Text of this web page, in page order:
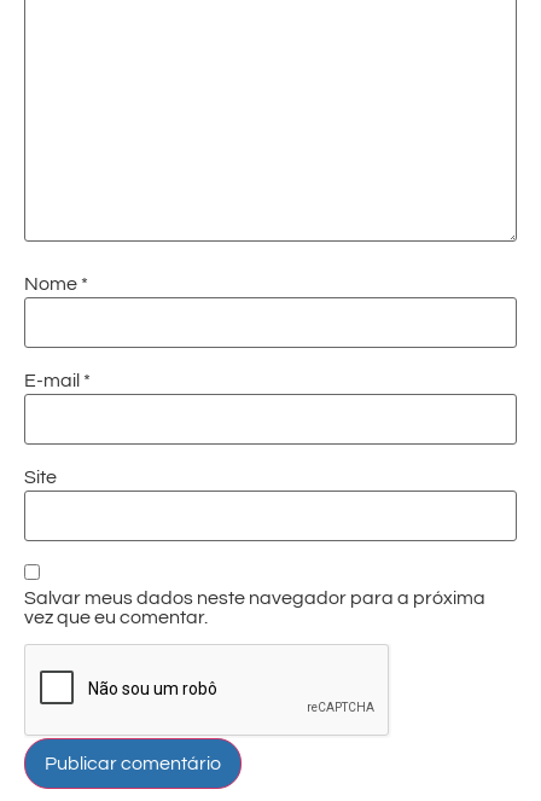
Nome *
E-mail *
Site
Salvar meus dados neste navegador para a próxima
vez que eu comentar.